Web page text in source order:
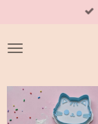
naar
de